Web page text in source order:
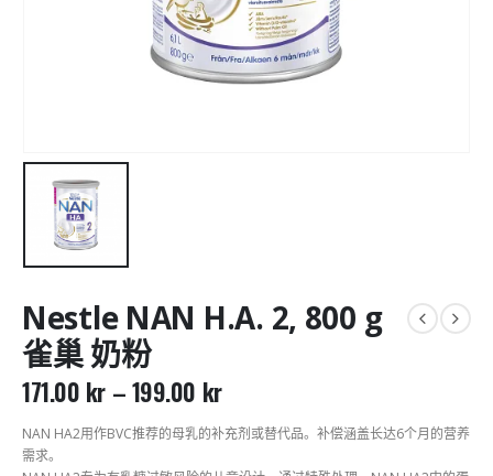
Nestle NAN H.A. 2, 800 g
雀巢 奶粉
171.00 kr –199.00 kr
NAN HA2用作BVC推荐的母乳的补充剂或替代品。补偿涵盖长达6个月的营养
需求。